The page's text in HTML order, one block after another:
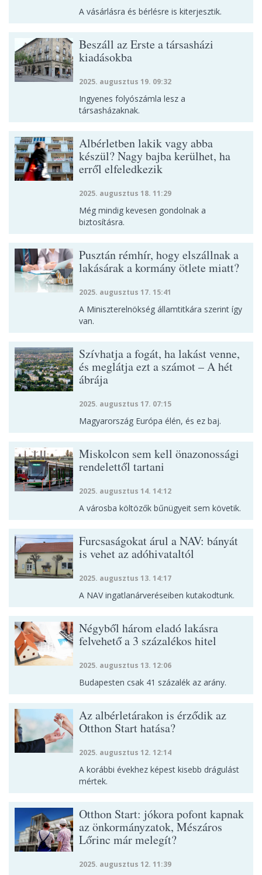
A vásárlásra és bérlésre is kiterjesztik.
Beszáll az Erste a társasházi
kiadásokba
2025. augusztus 19. 09:32
Ingyenes folyószámla lesz a
társasházaknak.
Albérletben lakik vagy abba
készül? Nagy bajba kerülhet, ha
erről elfeledkezik
2025. augusztus 18. 11:29
Még mindig kevesen gondolnak a
biztosításra.
Pusztán rémhír, hogy elszállnak a
lakásárak a kormány ötlete miatt?
2025. augusztus 17. 15:41
A Miniszterelnökség államtitkára szerint így
van.
Szívhatja a fogát, ha lakást venne,
és meglátja ezt a számot – A hét
ábrája
2025. augusztus 17. 07:15
Magyarország Európa élén, és ez baj.
Miskolcon sem kell önazonossági
rendelettől tartani
2025. augusztus 14. 14:12
A városba költözők bűnügyeit sem követik.
Furcsaságokat árul a NAV: bányát
is vehet az adóhivataltól
2025. augusztus 13. 14:17
A NAV ingatlanárveréseiben kutakodtunk.
Négyből három eladó lakásra
felvehető a 3 százalékos hitel
2025. augusztus 13. 12:06
Budapesten csak 41 százalék az arány.
Az albérletárakon is érződik az
Otthon Start hatása?
2025. augusztus 12. 12:14
A korábbi évekhez képest kisebb drágulást
mértek.
Otthon Start: jókora pofont kapnak
az önkormányzatok, Mészáros
Lőrinc már melegít?
2025. augusztus 12. 11:39